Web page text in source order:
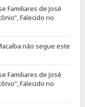
Familiares de José
Falecido no
não segue este
Familiares de José
Falecido no